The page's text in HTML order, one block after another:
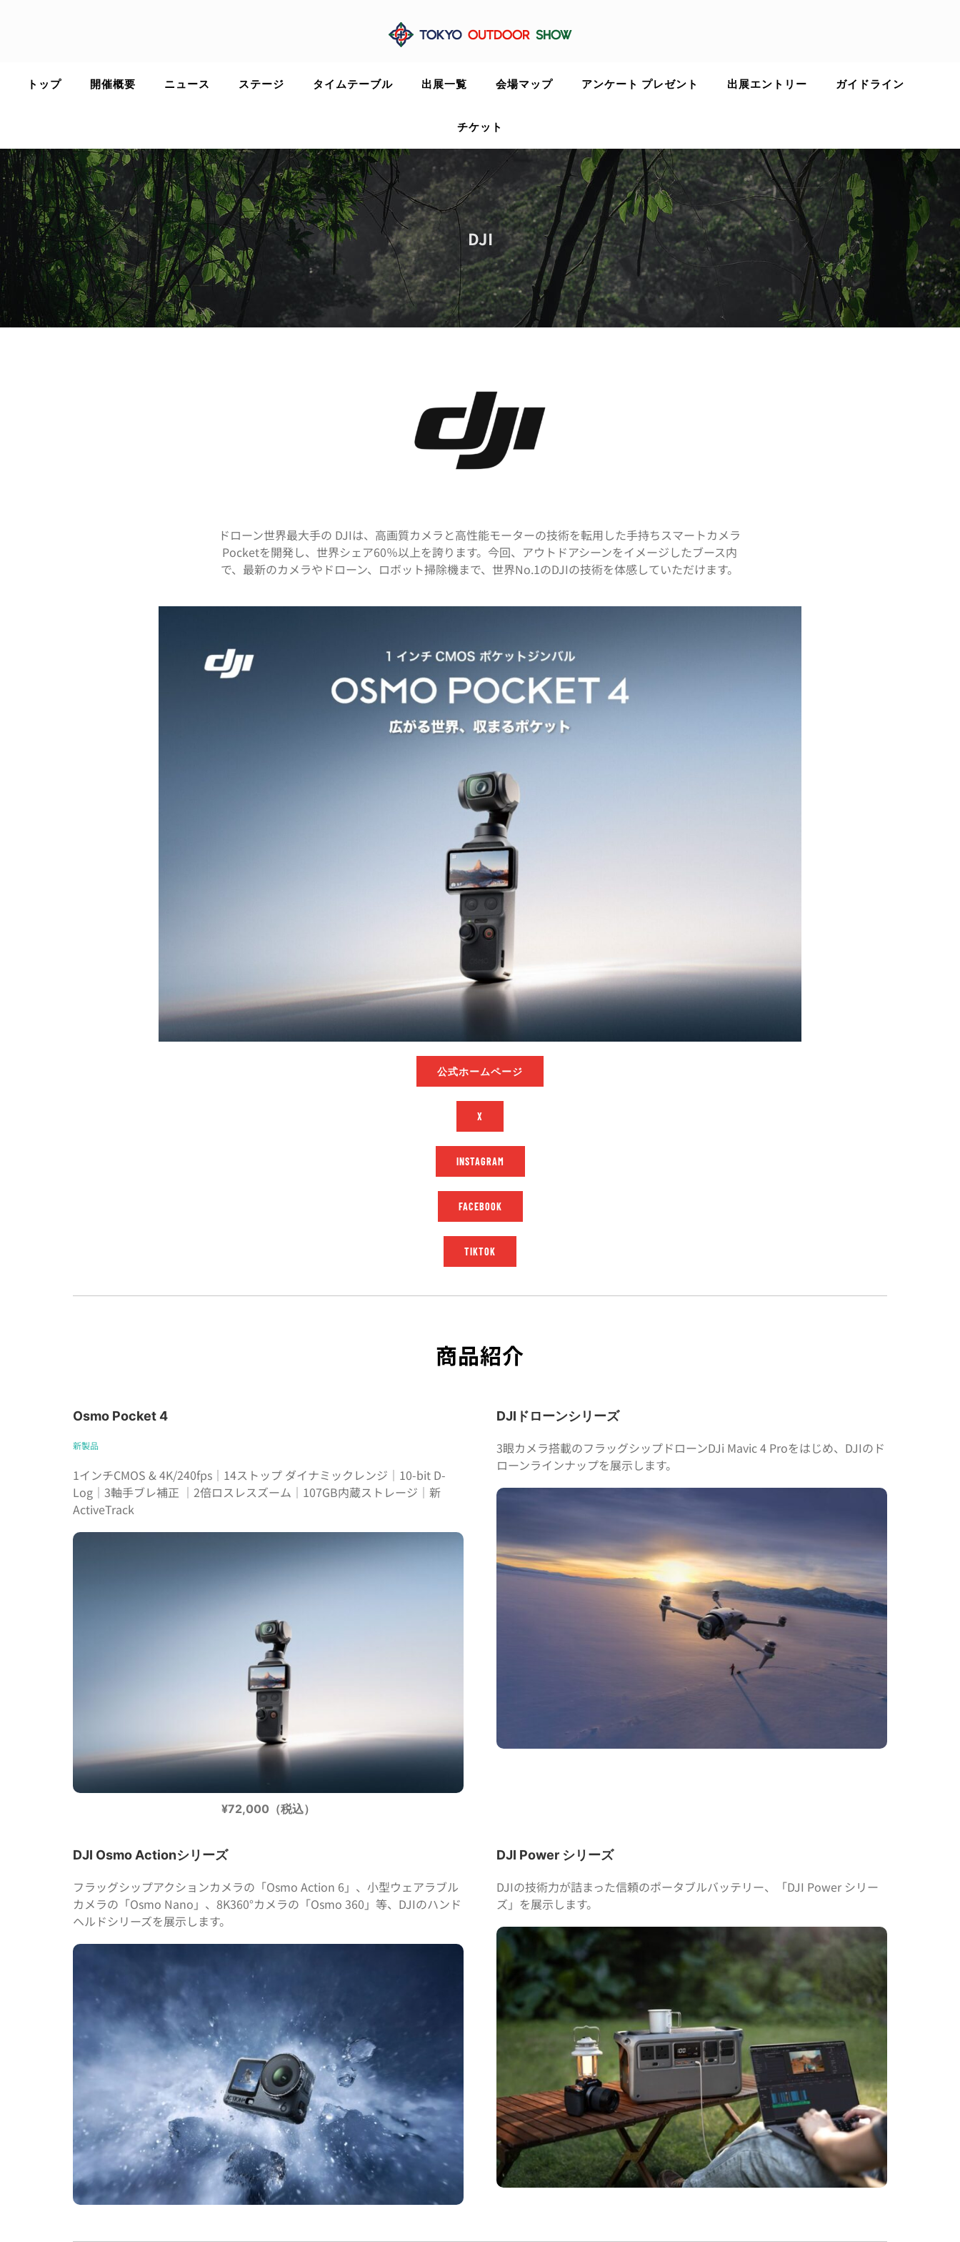
トップ 開催概要 ニュース ステージ タイムテーブル 出展一覧 会場マップ アンケート プレゼント 出展エントリー ガイドライン
チケット
DJI
ドローン世界最大手の DJIは、高画質カメラと高性能モーターの技術を転用した手持ちスマートカメラ
Pocketを開発し、世界シェア60％以上を誇ります。今回、アウトドアシーンをイメージしたブース内
で、最新のカメラやドローン、ロボット掃除機まで、世界No.1のDJIの技術を体感していただけます。
公式ホームページ
X
INSTAGRAM
FACEBOOK
TIKTOK
商品紹介
Osmo Pocket 4
新製品
1インチCMOS & 4K/240fps｜14ストップ ダイナミックレンジ｜10-bit D-
Log｜3軸手ブレ補正 ｜2倍ロスレスズーム｜107GB内蔵ストレージ｜新
ActiveTrack
¥72,000（税込）
DJIドローンシリーズ
3眼カメラ搭載のフラッグシップドローンDJi Mavic 4 Proをはじめ、DJIのド
ローンラインナップを展示します。
DJI Osmo Actionシリーズ
フラッグシップアクションカメラの「Osmo Action 6」、小型ウェアラブル
カメラの「Osmo Nano」、8K360°カメラの「Osmo 360」等、DJIのハンド
ヘルドシリーズを展示します。
DJI Power シリーズ
DJIの技術力が詰まった信頼のポータブルバッテリー、「DJI Power シリー
ズ」を展示します。